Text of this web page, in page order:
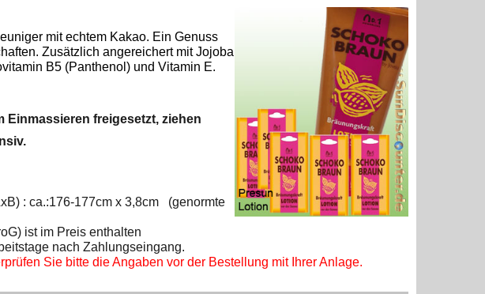
mit echtem Kakao. Ein Genuss
Zusätzlich angereichert mit Jojoba
B5 (Panthenol) und Vitamin E.
Einmassieren freigesetzt, ziehen
: ca.:176-177cm x 3,8cm (genormte
ist im Preis enthalten
nach Zahlungseingang.
Sie bitte die Angaben vor der Bestellung mit Ihrer Anlage.